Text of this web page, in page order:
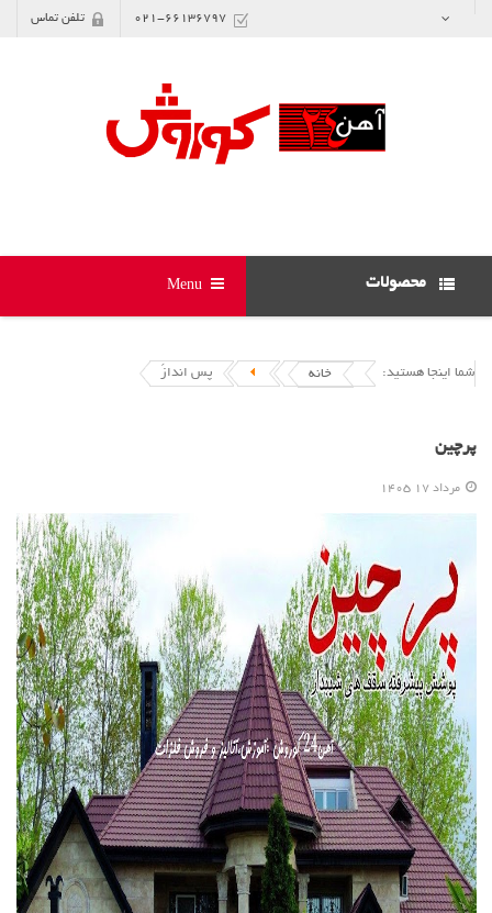
021-66136797 تلفن تماس
محصولات
شما اینجا هستید: خانه پس اندازَ
پرچین
مرداد 17 1405